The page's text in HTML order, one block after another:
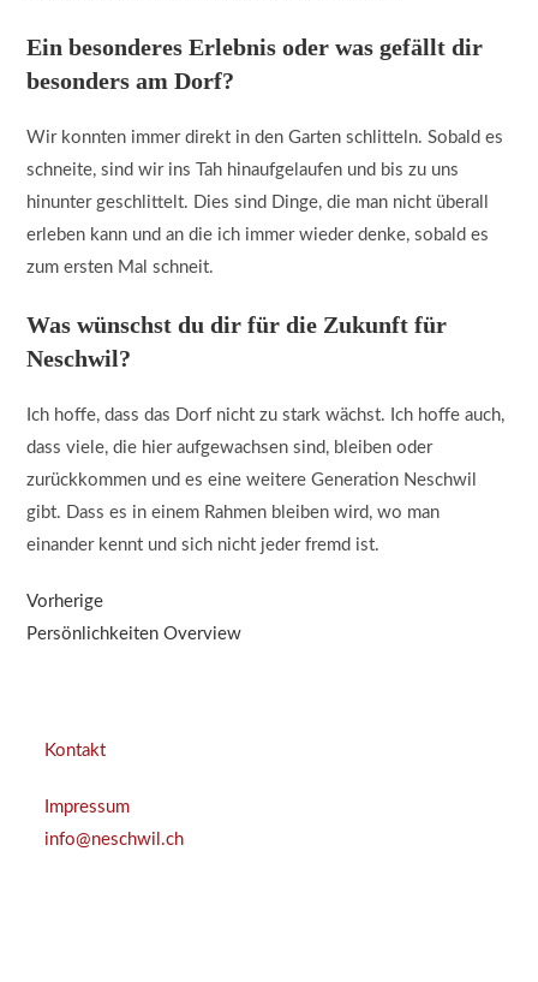
Ein besonderes Erlebnis oder was gefällt dir
besonders am Dorf?
Wir konnten immer direkt in den Garten schlitteln. Sobald es
schneite, sind wir ins Tah hinaufgelaufen und bis zu uns
hinunter geschlittelt. Dies sind Dinge, die man nicht überall
erleben kann und an die ich immer wieder denke, sobald es
zum ersten Mal schneit.
Was wünschst du dir für die Zukunft für
Neschwil?
Ich hoffe, dass das Dorf nicht zu stark wächst. Ich hoffe auch,
dass viele, die hier aufgewachsen sind, bleiben oder
zurückkommen und es eine weitere Generation Neschwil
gibt. Dass es in einem Rahmen bleiben wird, wo man
einander kennt und sich nicht jeder fremd ist.
Vorherige
Persönlichkeiten Overview
Kontakt
Impressum
info@neschwil.ch